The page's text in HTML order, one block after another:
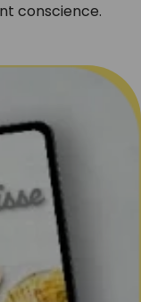
conscience.